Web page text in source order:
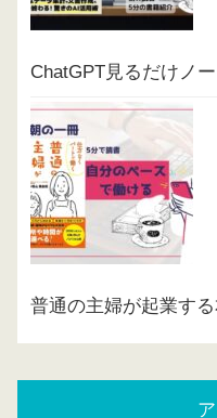
ChatGPT見るだけノ
普通の主婦が起業す